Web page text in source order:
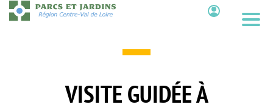
Aller
au
VISITE GUIDÉE À